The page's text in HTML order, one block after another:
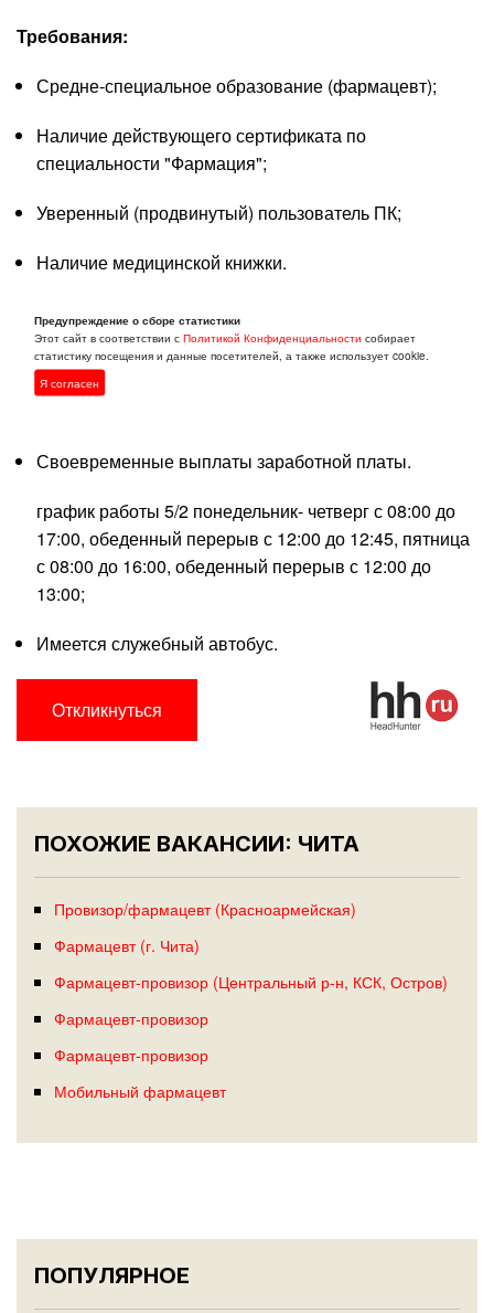
Требования:
Средне-специальное образование (фармацевт);
Наличие действующего сертификата по
специальности "Фармация";
Уверенный (продвинутый) пользователь ПК;
Наличие медицинской книжки.
Условия:
Работа в государственной компании;
Своевременные выплаты заработной платы.
график работы 5/2 понедельник- четверг с 08:00 до
17:00, обеденный перерыв с 12:00 до 12:45, пятница
с 08:00 до 16:00, обеденный перерыв с 12:00 до
13:00;
Имеется служебный автобус.
Откликнуться
ПОХОЖИЕ ВАКАНСИИ: ЧИТА
Провизор/фармацевт (Красноармейская)
Фармацевт (г. Чита)
Фармацевт-провизор (Центральный р-н, КСК, Остров)
Фармацевт-провизор
Фармацевт-провизор
Мобильный фармацевт
ПОПУЛЯРНОЕ
Предупреждение о сборе статистики
Этот сайт в соответствии сПолитикой Конфиденциальности собирает
статистику посещения и данные посетителей, а также использует cookie.
Я согласен